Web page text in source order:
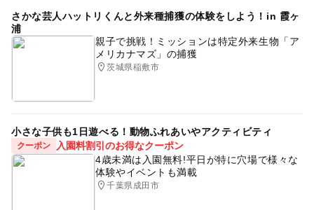
さかな芸人ハットリくんと外来種捕獲の体験をしよう！in 霞ヶ
浦
親子で挑戦！ミッションは特定外来生物「ア
メリカナマズ」の捕獲
茨城県稲敷市
小さな子供も1日遊べる！動物ふれあいやアクティビティ
クーポン
入園料割引のお得なクーポン
4歳未満は入園無料!平日が特に穴場で様々な
体験やイベントも満載
千葉県成田市